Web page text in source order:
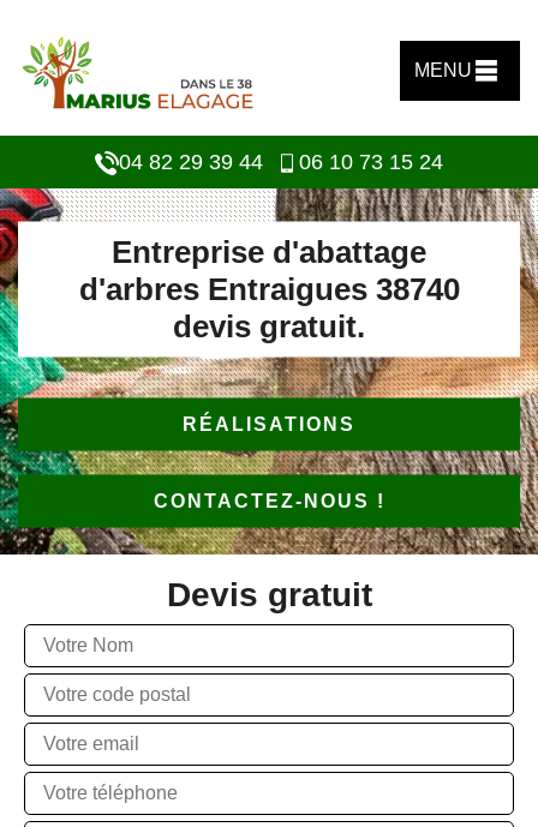
MENU
04 82 29 39 44 06 10 73 15 24
Entreprise d'abattage
d'arbres Entraigues 38740
devis gratuit.
RÉALISATIONS
CONTACTEZ-NOUS !
Devis gratuit